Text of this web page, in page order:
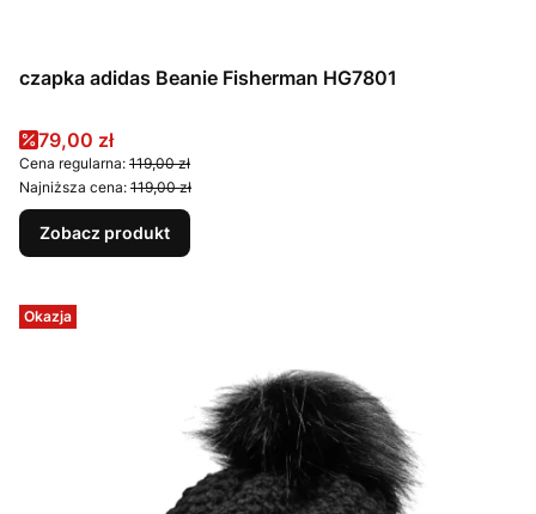
czapka adidas Beanie Fisherman HG7801
Cena promocyjna
79,00 zł
Cena regularna: 119,00 zł
Najniższa cena: 119,00 zł
Zobacz produkt
Okazja